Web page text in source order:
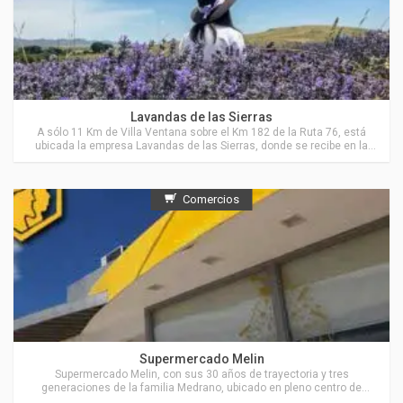
Actividades en Villa Ventana
Lavandas de las Sierras
A sólo 11 Km de Villa Ventana sobre el Km 182 de la Ruta 76, está
ubicada la empresa Lavandas de las Sierras, donde se recibe en la
parte del campo, sus sierras, valles y arroyos.
Comercios
Actividades en Sierra de la Ventana
Supermercado Melin
Supermercado Melin, con sus 30 años de trayectoria y tres
generaciones de la familia Medrano, ubicado en pleno centro de